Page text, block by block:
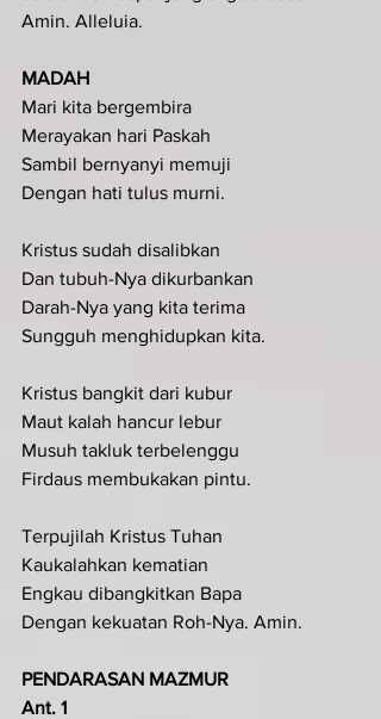
Amin. Alleluia.
MADAH
Mari kita bergembira
Merayakan hari Paskah
Sambil bernyanyi memuji
Dengan hati tulus murni.
Kristus sudah disalibkan
Dan tubuh-Nya dikurbankan
Darah-Nya yang kita terima
Sungguh menghidupkan kita.
Kristus bangkit dari kubur
Maut kalah hancur lebur
Musuh takluk terbelenggu
Firdaus membukakan pintu.
Terpujilah Kristus Tuhan
Kaukalahkan kematian
Engkau dibangkitkan Bapa
Dengan kekuatan Roh-Nya. Amin.
PENDARASAN MAZMUR
Ant. 1